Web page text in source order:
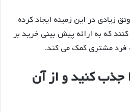
زیادی در این زمینه ایجاد کرده
کنند که به ارائه پیش بینی خرید بر
مشتری کمک می کند.
جذب کنید و از آن